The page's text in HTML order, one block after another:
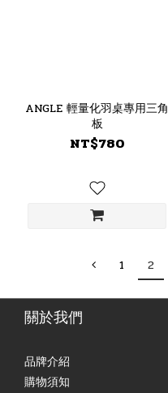
ANGLE 輕量化羽桌專用三角
板
NT$780
1 2
關於我們
品牌介紹
購物須知